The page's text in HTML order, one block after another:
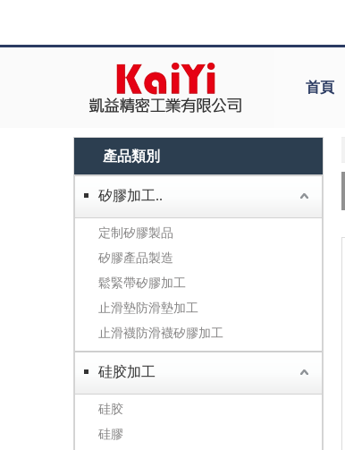
首頁
產品類別
矽膠加工..
定制矽膠製品
矽膠產品製造
鬆緊帶矽膠加工
止滑墊防滑墊加工
止滑襪防滑襪矽膠加工
硅胶加工
硅胶
硅膠